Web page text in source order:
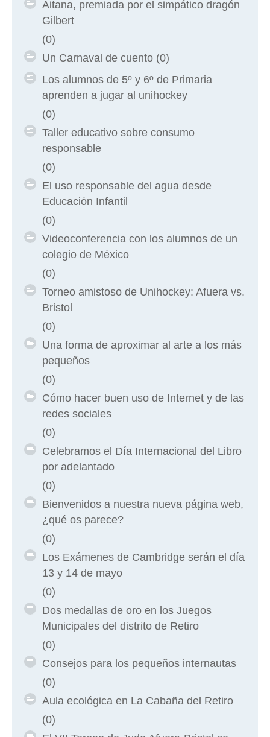
Aitana, premiada por el simpático dragón
Gilbert
(0)
Un Carnaval de cuento (0)
Los alumnos de 5º y 6º de Primaria
aprenden a jugar al unihockey
(0)
Taller educativo sobre consumo
responsable
(0)
El uso responsable del agua desde
Educación Infantil
(0)
Videoconferencia con los alumnos de un
colegio de México
(0)
Torneo amistoso de Unihockey: Afuera vs.
Bristol
(0)
Una forma de aproximar al arte a los más
pequeños
(0)
Cómo hacer buen uso de Internet y de las
redes sociales
(0)
Celebramos el Día Internacional del Libro
por adelantado
(0)
Bienvenidos a nuestra nueva página web,
¿qué os parece?
(0)
Los Exámenes de Cambridge serán el día
13 y 14 de mayo
(0)
Dos medallas de oro en los Juegos
Municipales del distrito de Retiro
(0)
Consejos para los pequeños internautas
(0)
Aula ecológica en La Cabaña del Retiro
(0)